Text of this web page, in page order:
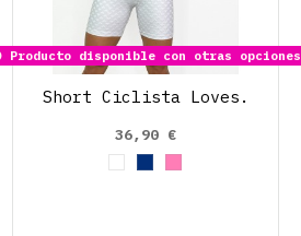
Producto disponible con otras opciones
Short Ciclista Loves.
36,90 €
BlancoAzul Marino
Rosa claro